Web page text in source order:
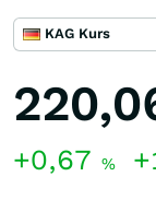
KAG Kurs
+0,67 %